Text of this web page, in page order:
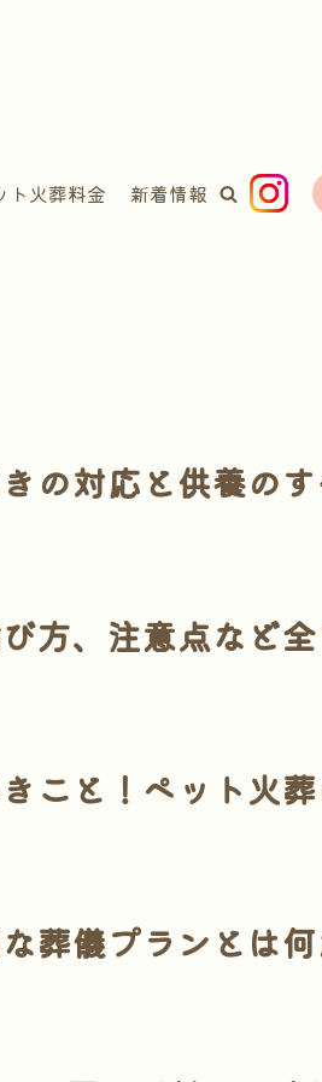
ト火葬料金 新着情報
の対応と供養の
方、注意点など
こと！ペット火
葬儀プランとは何